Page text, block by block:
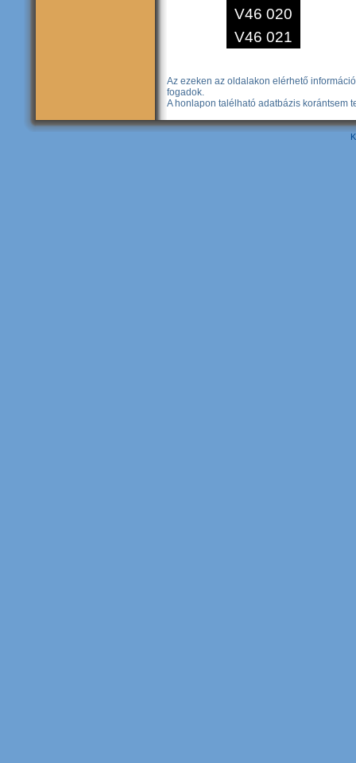
V46 020
V46 021
Az ezeken az oldalakon elérhető
fogadok.
A honlapon talélható adatbázis korántsem